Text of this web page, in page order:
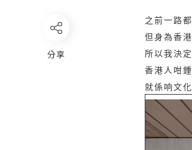
分享
之前一路
但身為香
所以我決
香港人咁
就係响文